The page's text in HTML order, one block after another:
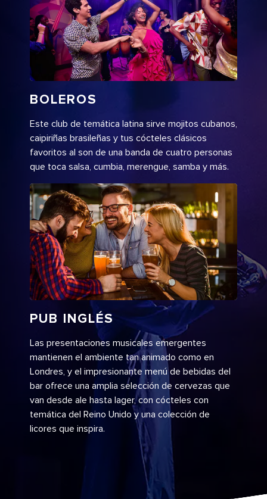
BOLEROS
Este club de temática latina sirve mojitos cubanos,
caipiriñas brasileñas y tus cócteles clásicos
favoritos al son de una banda de cuatro personas
que toca salsa, cumbia, merengue, samba y más.
PUB INGLÉS
Las presentaciones musicales emergentes
mantienen el ambiente tan animado como en
Londres, y el impresionante menú de bebidas del
bar ofrece una amplia selección de cervezas que
van desde ale hasta lager, con cócteles con
temática del Reino Unido y una colección de
licores que inspira.